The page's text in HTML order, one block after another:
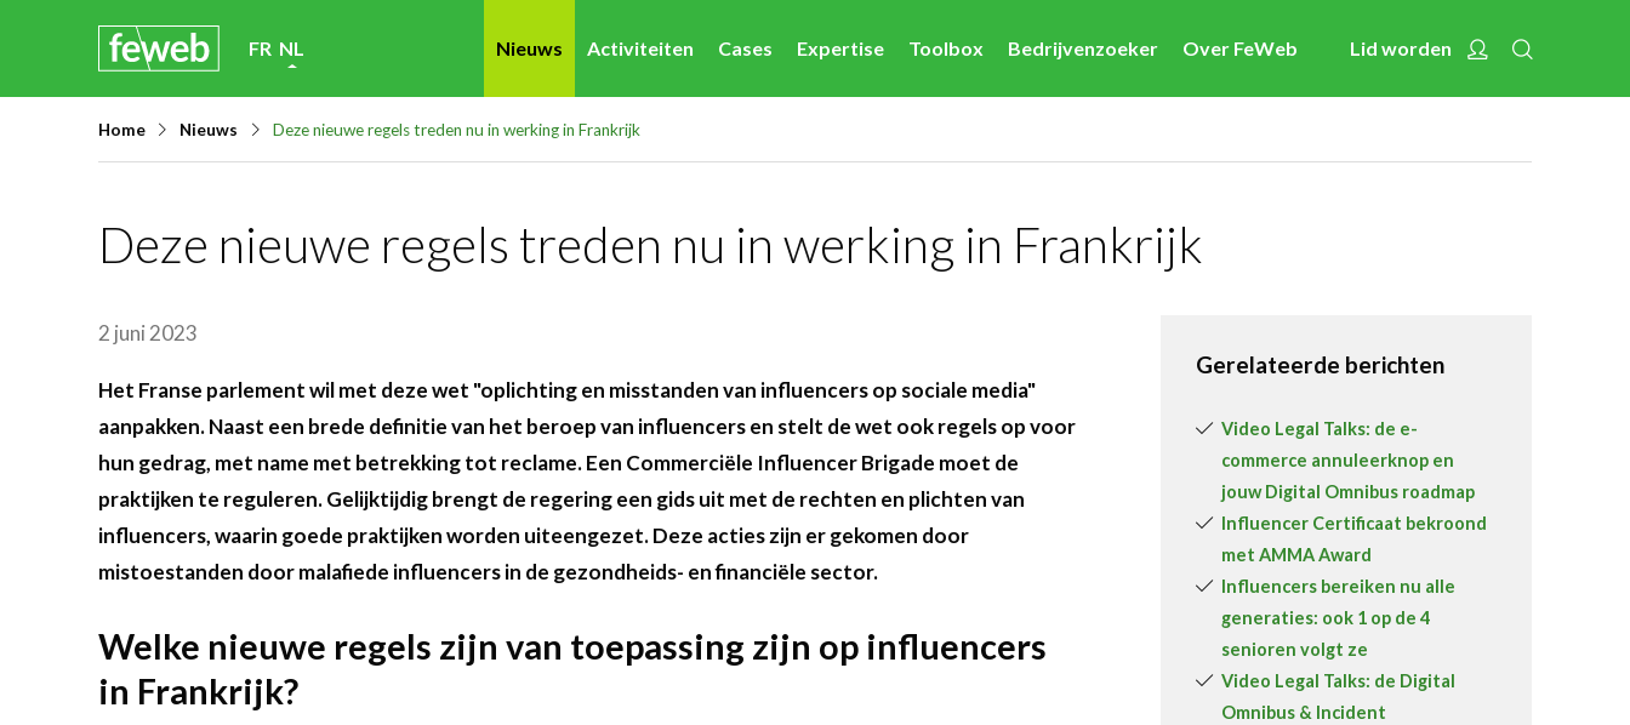
content
FR NL Nieuws Activiteiten Cases Expertise Toolbox Bedrijvenzoeker Over FeWeb Lid worden Account
Home Nieuws Deze nieuwe regels treden nu in werking in Frankrijk
Deze nieuwe regels treden nu in werking in Frankrijk
2 juni 2023
Het Franse parlement wil met deze wet "oplichting en misstanden van influencers op sociale media"
aanpakken. Naast een brede definitie van het beroep van influencers en stelt de wet ook regels op voor
hun gedrag, met name met betrekking tot reclame. Een Commerciële Influencer Brigade moet de
praktijken te reguleren. Gelijktijdig brengt de regering een gids uit met de rechten en plichten van
influencers, waarin goede praktijken worden uiteengezet. Deze acties zijn er gekomen door
mistoestanden door malafiede influencers in de gezondheids- en financiële sector.
Welke nieuwe regels zijn van toepassing zijn op influencers
in Frankrijk?
Gerelateerde berichten
Video Legal Talks: de e-
commerce annuleerknop en
jouw Digital Omnibus roadmap
Influencer Certificaat bekroond
met AMMA Award
Influencers bereiken nu alle
generaties: ook 1 op de 4
senioren volgt ze
Video Legal Talks: de Digital
Omnibus & Incident
Nieuws
Cases
Toolbox
Over FeWeb
Lid worden